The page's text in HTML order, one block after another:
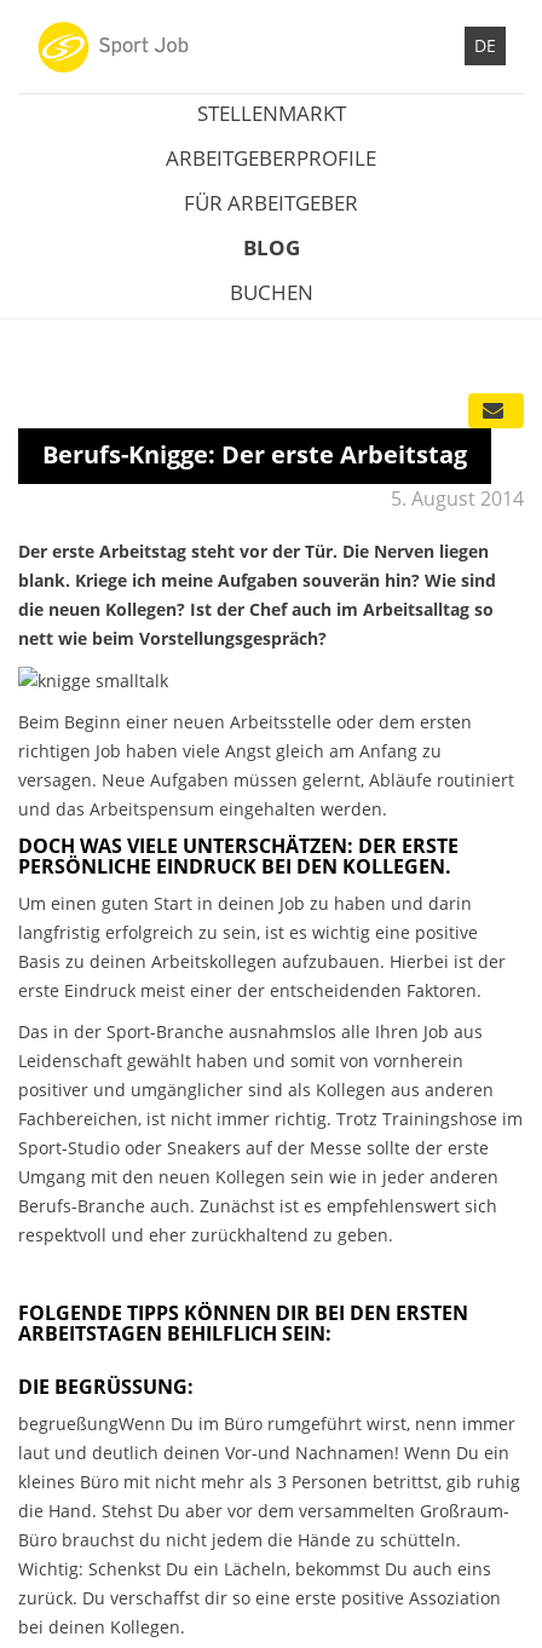
DE
STELLENMARKT
ARBEITGEBERPROFILE
FÜR ARBEITGEBER
BLOG
BUCHEN
Berufs-Knigge: Der erste Arbeitstag
5. August 2014
Der erste Arbeitstag steht vor der Tür. Die Nerven liegen
blank. Kriege ich meine Aufgaben souverän hin? Wie sind
die neuen Kollegen? Ist der Chef auch im Arbeitsalltag so
nett wie beim Vorstellungsgespräch?
Beim Beginn einer neuen Arbeitsstelle oder dem ersten
richtigen Job haben viele Angst gleich am Anfang zu
versagen. Neue Aufgaben müssen gelernt, Abläufe routiniert
und das Arbeitspensum eingehalten werden.
DOCH WAS VIELE UNTERSCHÄTZEN: DER ERSTE
PERSÖNLICHE EINDRUCK BEI DEN KOLLEGEN.
Um einen guten Start in deinen Job zu haben und darin
langfristig erfolgreich zu sein, ist es wichtig eine positive
Basis zu deinen Arbeitskollegen aufzubauen. Hierbei ist der
erste Eindruck meist einer der entscheidenden Faktoren.
Das in der Sport-Branche ausnahmslos alle Ihren Job aus
Leidenschaft gewählt haben und somit von vornherein
positiver und umgänglicher sind als Kollegen aus anderen
Fachbereichen, ist nicht immer richtig. Trotz Trainingshose im
Sport-Studio oder Sneakers auf der Messe sollte der erste
Umgang mit den neuen Kollegen sein wie in jeder anderen
Berufs-Branche auch. Zunächst ist es empfehlenswert sich
respektvoll und eher zurückhaltend zu geben.
FOLGENDE TIPPS KÖNNEN DIR BEI DEN ERSTEN
ARBEITSTAGEN BEHILFLICH SEIN:
DIE BEGRÜSSUNG:
begrueßungWenn Du im Büro rumgeführt wirst, nenn immer
laut und deutlich deinen Vor-und Nachnamen! Wenn Du ein
kleines Büro mit nicht mehr als 3 Personen betrittst, gib ruhig
die Hand. Stehst Du aber vor dem versammelten Großraum-
Büro brauchst du nicht jedem die Hände zu schütteln.
Wichtig: Schenkst Du ein Lächeln, bekommst Du auch eins
zurück. Du verschaffst dir so eine erste positive Assoziation
bei deinen Kollegen.